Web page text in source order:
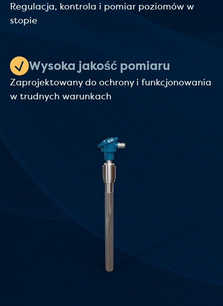
Regulacja, kontrola i pomiar poziomów w
stopie
Wysoka jakość pomiaru
Zaprojektowany do ochrony i funkcjonowania
w trudnych warunkach